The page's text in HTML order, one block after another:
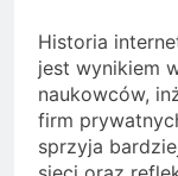
Historia
jest wynikiem
naukowców,
firm
sprzyja